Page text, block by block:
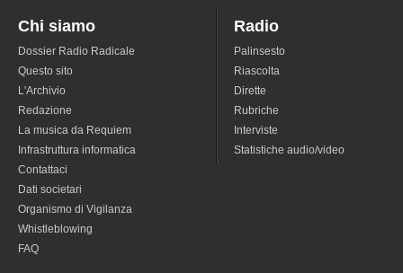
Chi siamo
Dossier Radio Radicale
Questo sito
L'Archivio
Redazione
La musica da Requiem
Infrastruttura informatica
Contattaci
Dati societari
Organismo di Vigilanza
Whistleblowing
FAQ
Radio
Palinsesto
Riascolta
Dirette
Rubriche
Interviste
Statistiche audio/video